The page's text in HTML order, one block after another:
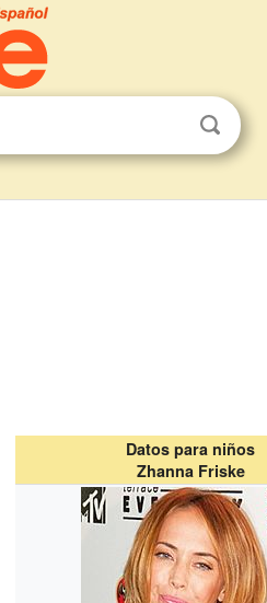
Datos para niños
Zhanna Friske